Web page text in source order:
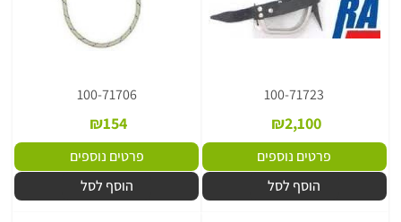
100-71723
₪2,100
פרטים נוספים
הוסף לסל
100-71706
₪154
פרטים נוספים
הוסף לסל